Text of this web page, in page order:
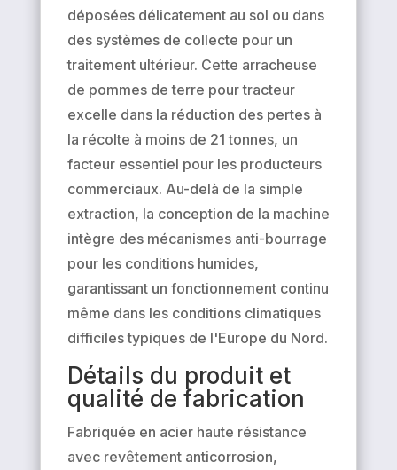
déposées délicatement au sol ou dans
des systèmes de collecte pour un
traitement ultérieur. Cette arracheuse
de pommes de terre pour tracteur
excelle dans la réduction des pertes à
la récolte à moins de 21 tonnes, un
facteur essentiel pour les producteurs
commerciaux. Au-delà de la simple
extraction, la conception de la machine
intègre des mécanismes anti-bourrage
pour les conditions humides,
garantissant un fonctionnement continu
même dans les conditions climatiques
difficiles typiques de l'Europe du Nord.
Détails du produit et
qualité de fabrication
Fabriquée en acier haute résistance
avec revêtement anticorrosion,